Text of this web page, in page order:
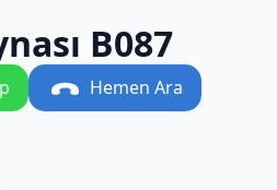
B087
Hemen Ara